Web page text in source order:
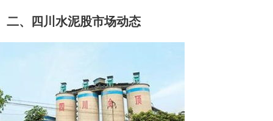
二、四川水泥股市场动态